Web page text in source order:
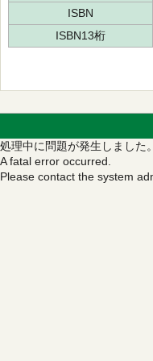
ISBN
ISBN13桁
処理中に問題が発生しました
A fatal error occurred.
Please contact the system